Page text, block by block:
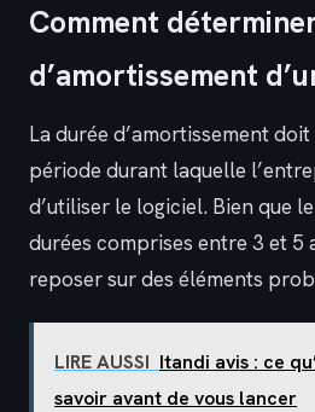
Comment
d’amortissement
La durée d’amortissement
période durant laquelle
d’utiliser le logiciel. Bien que
durées comprises entre 3 et 5
reposer sur des éléments
LIRE AUSSI Itandi avis : ce
savoir avant de vous lancer